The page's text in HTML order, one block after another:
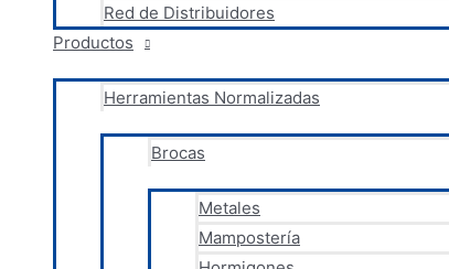
Red de Distribuidores
Productos
Herramientas Normalizadas
Brocas
Metales
Mampostería